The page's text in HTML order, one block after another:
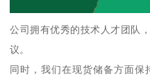
公司拥有优秀的技术人才团队
议。
同时，我们在现货储备方面